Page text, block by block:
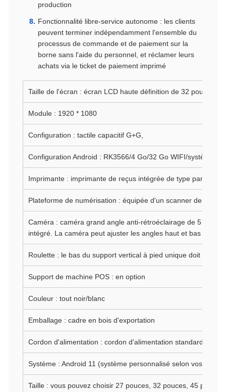
production
Fonctionnalité libre-service autonome : les clients
peuvent terminer indépendamment l'ensemble du
processus de commande et de paiement sur la
borne sans l'aide du personnel, et réclamer leurs
achats via le ticket de paiement imprimé
Taille de l'écran : écran LCD haute définition de 32 pouces
Module : 1920 * 1080
Configuration : tactile capacitif G+G,
Configuration Android : RK3566/4 Go/32 Go WIFI/système
Imprimante : imprimante de reçus intégrée de type panneau
Plateforme de numérisation : équipée d'un scanner de codes
Caméra : caméra grand angle anti-rétroéclairage de 5
intégré. La caméra peut ajuster les angles haut et bas (en
Roulette : le bas du support vertical à pied unique doit être
Support de machine POS : en option
Couleur : tout noir/blanc
Emballage : cadre en bois d'exportation
Cordon d'alimentation : cordon d'alimentation standard
Système : Android 11 (système personnalisé selon vos
Taille : vous pouvez choisir 27 pouces, 32 pouces, 45